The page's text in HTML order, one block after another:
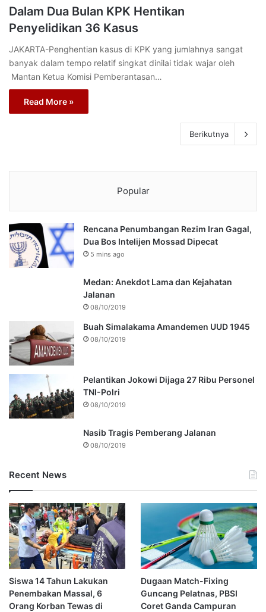
Dalam Dua Bulan KPK Hentikan
Penyelidikan 36 Kasus
JAKARTA-Penghentian kasus di KPK yang jumlahnya sangat
banyak dalam tempo relatif singkat dinilai tidak wajar oleh
Mantan Ketua Komisi Pemberantasan…
Read More »
Berikutnya
Popular
Rencana Penumbangan Rezim Iran Gagal,
Dua Bos Intelijen Mossad Dipecat
5 mins ago
Medan: Anekdot Lama dan Kejahatan
Jalanan
08/10/2019
Buah Simalakama Amandemen UUD 1945
08/10/2019
Pelantikan Jokowi Dijaga 27 Ribu Personel
TNI-Polri
08/10/2019
Nasib Tragis Pemberang Jalanan
08/10/2019
Recent News
Siswa 14 Tahun Lakukan
Penembakan Massal, 6
Orang Korban Tewas di
Dugaan Match-Fixing
Guncang Pelatnas, PBSI
Coret Ganda Campuran